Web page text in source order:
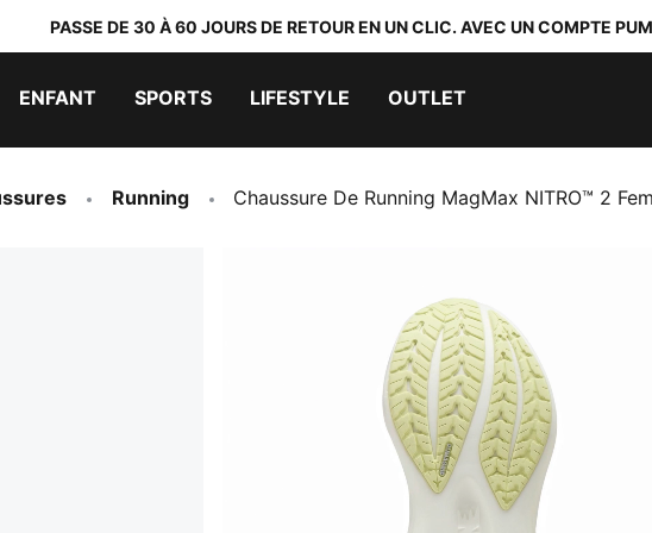
PASSE DE 30 À 60 JOURS DE RETOUR EN UN CLIC. AVEC UN COMPTE
ENFANT SPORTS LIFESTYLE OUTLET
Running Chaussure De Running MagMax NITRO™ 2